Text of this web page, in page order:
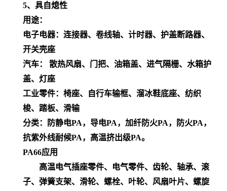
5、具自熄性
用途：
电子电器：连接器、卷线轴、计时器、护盖断路器、
开关壳座
汽车： 散热风扇、门把、油箱盖、进气隔栅、水箱护
盖、灯座
工业零件：椅座、自行车输框、溜冰鞋底座、纺织
梭、踏板、滑输
分类：防静电PA，导电PA，加纤防火PA，防火PA，
抗紫外线耐候PA，高温挤出级PA。
PA66应用
高温电气插座零件、电气零件、齿轮、轴承、滚
子、弹簧支架、滑轮、螺栓、叶轮、风扇叶片、螺旋